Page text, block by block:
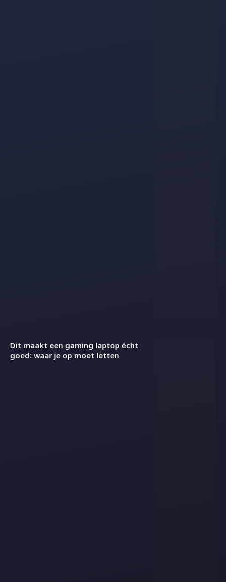
Dit maakt een gaming laptop écht
goed: waar je op moet letten